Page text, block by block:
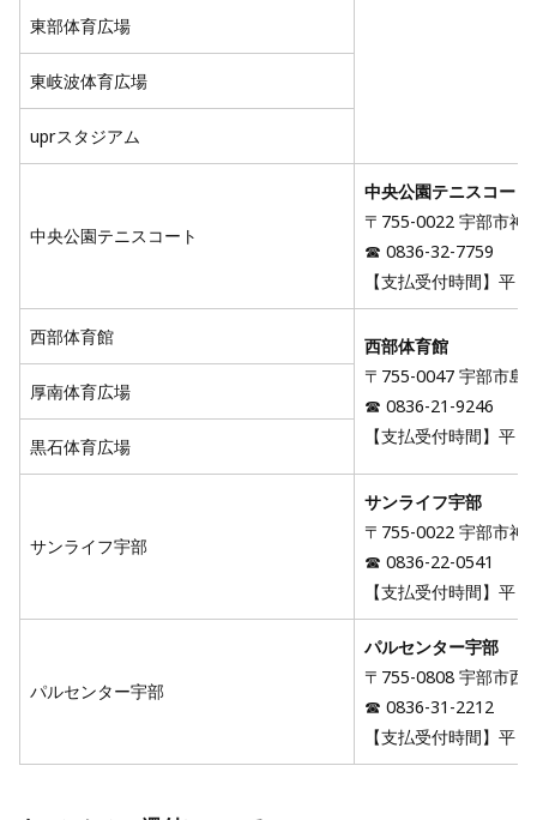
東部体育広場
東岐波体育広場
uprスタジアム
中央公園テニスコート
中央公園テニスコート
〒755-0022 宇部市神
☎ 0836-32-7759
【支払受付時間】平
西部体育館
西部体育館
〒755-0047 宇部市島
☎ 0836-21-9246
【支払受付時間】平
厚南体育広場
黒石体育広場
サンライフ宇部
サンライフ宇部
〒755-0022 宇部市神
☎ 0836-22-0541
【支払受付時間】平
パルセンター宇部
パルセンター宇部
〒755-0808 宇部市西
☎ 0836-31-2212
【支払受付時間】平